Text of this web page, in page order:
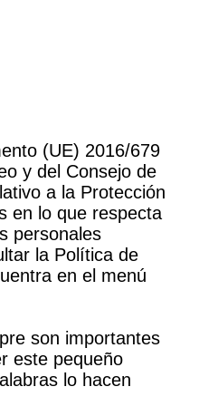
(UE) 2016/679
y del Consejo de
a la Protección
en lo que respecta
personales
la Política de
en el menú
son importantes
este pequeño
lo hacen